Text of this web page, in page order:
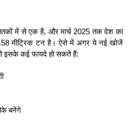
में से एक है, और मार्च 2025 तक देश का
मीट्रिक टन है। ऐसे में अगर ये नई खोजें
इसके कई फायदे हो सकते हैं:
बनेंगे